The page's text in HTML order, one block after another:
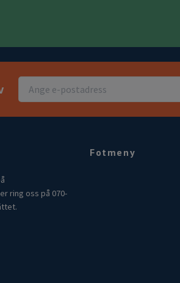
ring oss på 070-
Fotmeny